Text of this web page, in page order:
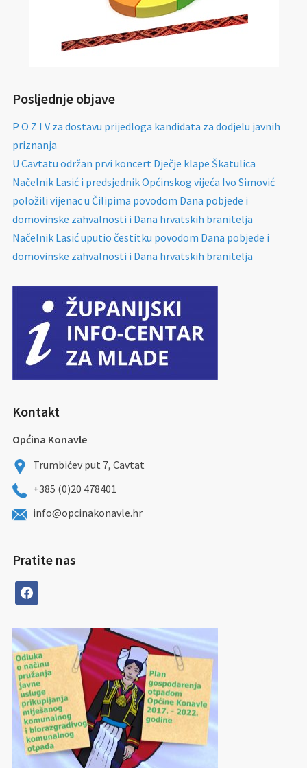
Posljednje objave
P O Z I V za dostavu prijedloga kandidata za dodjelu javnih
priznanja
U Cavtatu održan prvi koncert Dječje klape Škatulica
Načelnik Lasić i predsjednik Općinskog vijeća Ivo Simović
položili vijenac u Čilipima povodom Dana pobjede i
domovinske zahvalnosti i Dana hrvatskih branitelja
Načelnik Lasić uputio čestitku povodom Dana pobjede i
domovinske zahvalnosti i Dana hrvatskih branitelja
Kontakt
Općina Konavle
Trumbićev put 7, Cavtat
+385 (0)20 478401
info@opcinakonavle.hr
Pratite nas
facebook